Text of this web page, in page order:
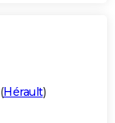
(Hérault)